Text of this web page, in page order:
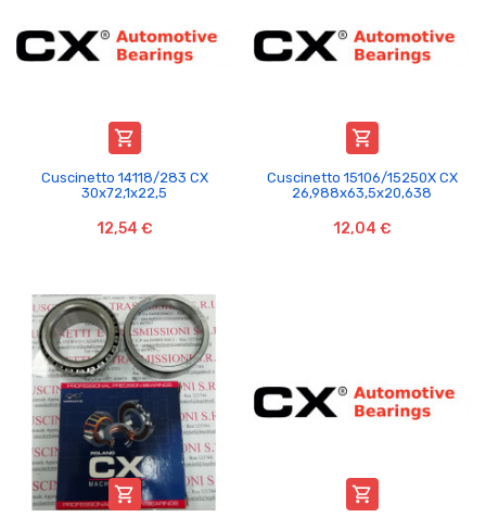

Cuscinetto 14118/283 CX
30x72,1x22,5
12,54 €

Cuscinetto 15106/15250X CX
26,988x63,5x20,638
12,04 €
 